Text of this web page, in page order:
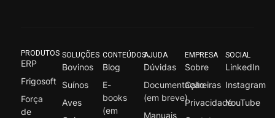
PRODUTOS
ERP
Frigosoft
Força
de
SOLUÇÕES
Bovinos
Suínos
Aves
CONTEÚDOS
Blog
E-
books
(em
AJUDA
Dúvidas
Documentação
(em breve)
Manuais
EMPRESA
Sobre
Carreiras
Privacidade
SOCIAL
LinkedIn
Instagram
YouTube